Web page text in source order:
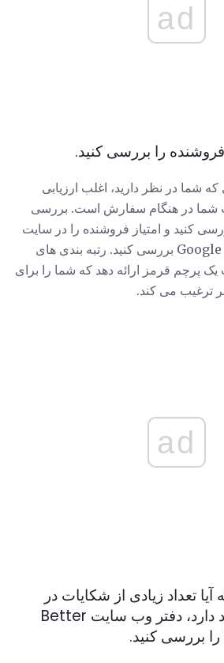
ad
که شما در نظر دارید، اغلب ارزیابی
شما در هنگام سفارش است. بررسی
کنید و امتیاز فروشنده را در سایت
هایی مانند Google Shopping بررسی کنید. رتبه بندی های
پرچم قرمز ارائه دهد که شما را برای
ترغیب می کند.
ad
آیا تعداد زیادی از شکایات در
مورد فروشنده وجود دارد، دفتر وب سایت Better